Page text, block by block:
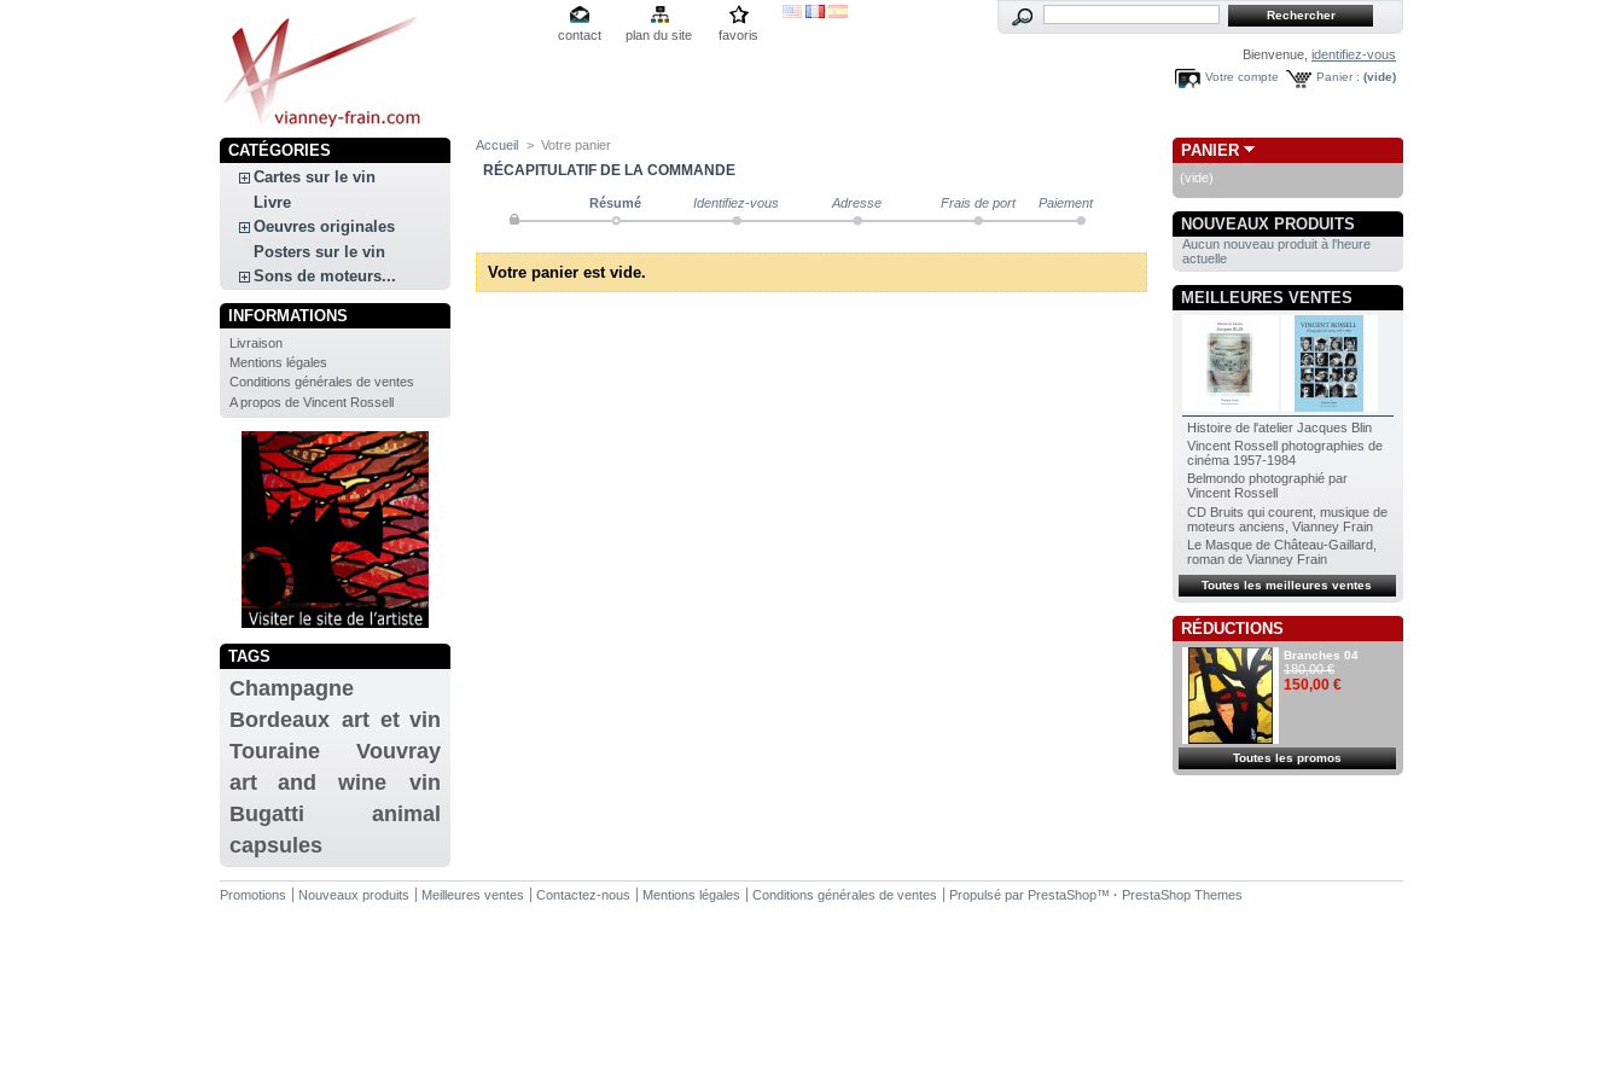
contact plan du site
favoris
Bienvenue, identifiez-vous
Panier : (vide)
Votre compte
CATÉGORIES
Cartes sur le vin
Livre
Oeuvres originales
Posters sur le vin
Sons de moteurs...
INFORMATIONS
Livraison
Mentions légales
Conditions générales de ventes
A propos de Vincent Rossell
TAGS
Champagne
Bordeaux art et vin
Touraine
Vouvray
art and wine
vin
Bugatti
animal
capsules
Accueil > Votre panier
RÉCAPITULATIF DE LA COMMANDE
Résumé Identifiez-vous Adresse Frais de port Paiement
Votre panier est vide.
PANIER
(vide)
NOUVEAUX PRODUITS
Aucun nouveau produit à l'heure
actuelle
MEILLEURES VENTES
Histoire de l'atelier Jacques Blin
Vincent Rossell photographies de
cinéma 1957-1984
Belmondo photographié par
Vincent Rossell
CD Bruits qui courent, musique de
moteurs anciens, Vianney Frain
Le Masque de Château-Gaillard,
roman de Vianney Frain
Toutes les meilleures ventes
RÉDUCTIONS
Branches 04
180,00 €
150,00 €
Toutes les promos
Promotions Nouveaux produits Meilleures ventes Contactez-nous Mentions légales Conditions générales de ventes Propulsé par PrestaShop™ · PrestaShop Themes